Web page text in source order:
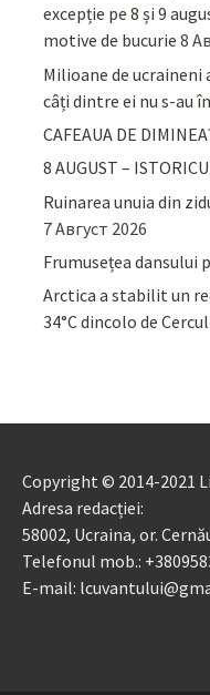
excepție pe 8 și 9
motive de bucurie 8
Milioane de
câți dintre ei nu s-au
CAFEAUA DE
8 AUGUST –
Ruinarea unuia din
7 Август 2026
Frumusețea dansului
Arctica a stabilit un
34°C dincolo de
Copyright © 2014-2021
Adresa redacției:
58002, Ucraina, or.
Telefonul mob.:
E-mail: